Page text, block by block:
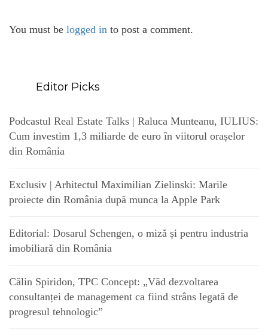
You must be logged in to post a comment.
Editor Picks
Podcastul Real Estate Talks | Raluca Munteanu, IULIUS:
Cum investim 1,3 miliarde de euro în viitorul orașelor
din România
Exclusiv | Arhitectul Maximilian Zielinski: Marile
proiecte din România după munca la Apple Park
Editorial: Dosarul Schengen, o miză și pentru industria
imobiliară din România
Călin Spiridon, TPC Concept: „Văd dezvoltarea
consultanței de management ca fiind strâns legată de
progresul tehnologic”